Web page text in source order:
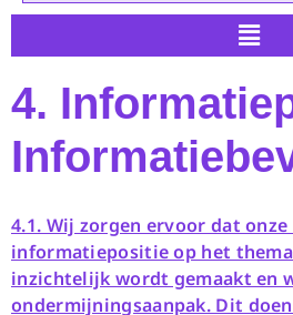
4.
4.1. Wij zorgen ervoor dat
informatiepositie op het
inzichtelijk wordt gemaakt en
ondermijningsaanpak. Dit